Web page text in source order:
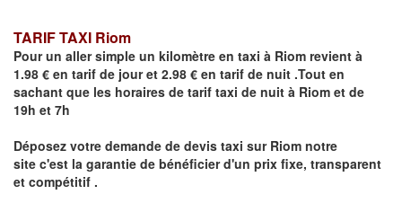
TARIF TAXI Riom
Pour un aller simple un kilomètre en taxi à Riom revient à
1.98 € en tarif de jour et 2.98 € en tarif de nuit .Tout en
sachant que les horaires de tarif taxi de nuit à Riom et de
19h et 7h
Déposez votre demande de devis taxi sur Riom notre
site c'est la garantie de bénéficier d'un prix fixe, transparent
et compétitif .